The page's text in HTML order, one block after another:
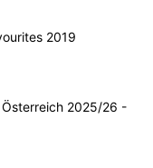
2019
Österreich 2025/26 -